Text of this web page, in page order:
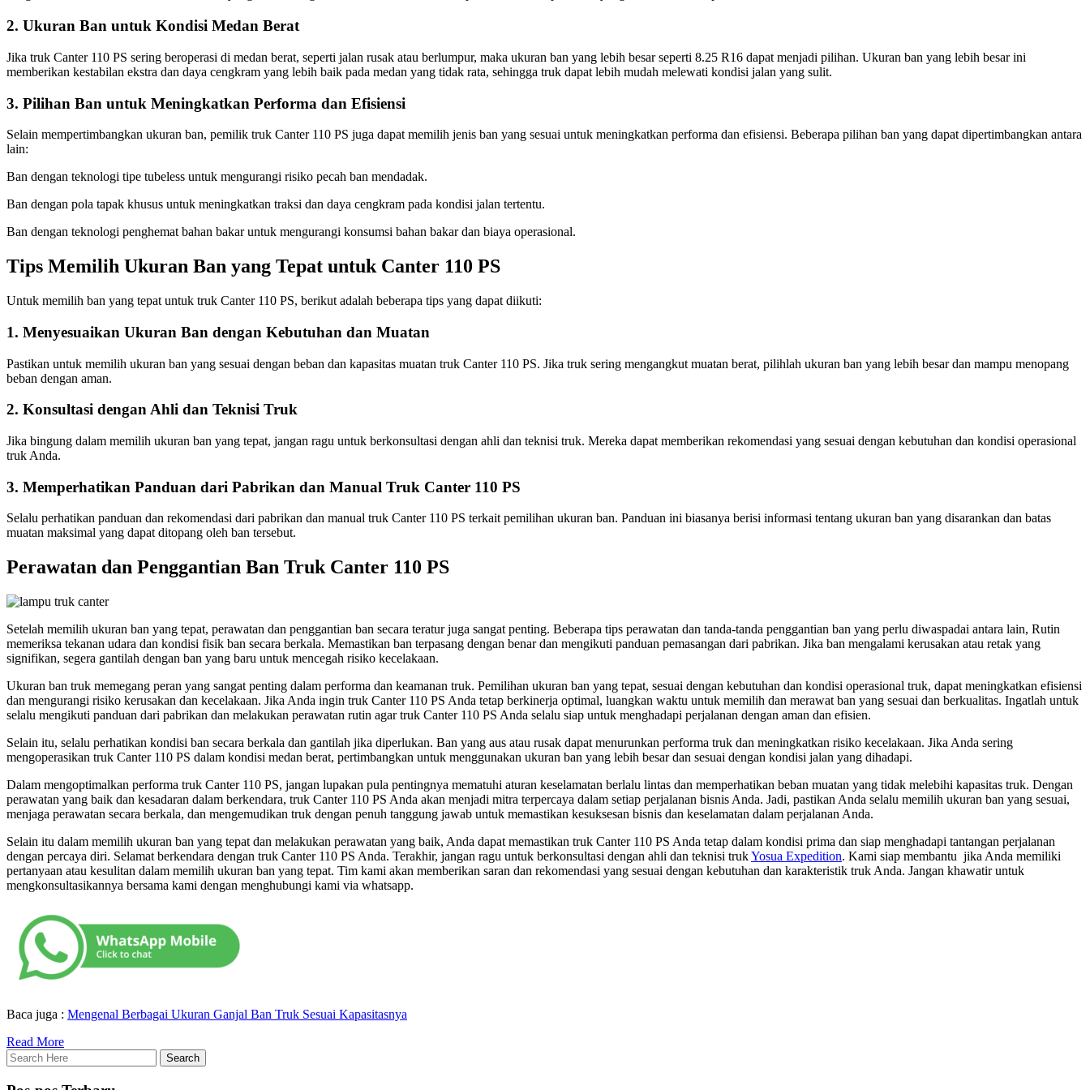
2. Ukuran Ban untuk Kondisi Medan Berat
Jika truk Canter 110 PS sering beroperasi di medan berat, seperti jalan rusak atau berlumpur, maka ukuran ban yang lebih besar seperti 8.25 R16 dapat menjadi pilihan. Ukuran ban yang lebih besar ini
memberikan kestabilan ekstra dan daya cengkram yang lebih baik pada medan yang tidak rata, sehingga truk dapat lebih mudah melewati kondisi jalan yang sulit.
3. Pilihan Ban untuk Meningkatkan Performa dan Efisiensi
Selain mempertimbangkan ukuran ban, pemilik truk Canter 110 PS juga dapat memilih jenis ban yang sesuai untuk meningkatkan performa dan efisiensi. Beberapa pilihan ban yang dapat dipertimbangkan antara
lain:
Ban dengan teknologi tipe tubeless untuk mengurangi risiko pecah ban mendadak.
Ban dengan pola tapak khusus untuk meningkatkan traksi dan daya cengkram pada kondisi jalan tertentu.
Ban dengan teknologi penghemat bahan bakar untuk mengurangi konsumsi bahan bakar dan biaya operasional.
Tips Memilih Ukuran Ban yang Tepat untuk Canter 110 PS
Untuk memilih ban yang tepat untuk truk Canter 110 PS, berikut adalah beberapa tips yang dapat diikuti:
1. Menyesuaikan Ukuran Ban dengan Kebutuhan dan Muatan
Pastikan untuk memilih ukuran ban yang sesuai dengan beban dan kapasitas muatan truk Canter 110 PS. Jika truk sering mengangkut muatan berat, pilihlah ukuran ban yang lebih besar dan mampu menopang
beban dengan aman.
2. Konsultasi dengan Ahli dan Teknisi Truk
Jika bingung dalam memilih ukuran ban yang tepat, jangan ragu untuk berkonsultasi dengan ahli dan teknisi truk. Mereka dapat memberikan rekomendasi yang sesuai dengan kebutuhan dan kondisi operasional
truk Anda.
3. Memperhatikan Panduan dari Pabrikan dan Manual Truk Canter 110 PS
Selalu perhatikan panduan dan rekomendasi dari pabrikan dan manual truk Canter 110 PS terkait pemilihan ukuran ban. Panduan ini biasanya berisi informasi tentang ukuran ban yang disarankan dan batas
muatan maksimal yang dapat ditopang oleh ban tersebut.
Perawatan dan Penggantian Ban Truk Canter 110 PS
Setelah memilih ukuran ban yang tepat, perawatan dan penggantian ban secara teratur juga sangat penting. Beberapa tips perawatan dan tanda-tanda penggantian ban yang perlu diwaspadai antara lain, Rutin
memeriksa tekanan udara dan kondisi fisik ban secara berkala. Memastikan ban terpasang dengan benar dan mengikuti panduan pemasangan dari pabrikan. Jika ban mengalami kerusakan atau retak yang
signifikan, segera gantilah dengan ban yang baru untuk mencegah risiko kecelakaan.
Ukuran ban truk memegang peran yang sangat penting dalam performa dan keamanan truk. Pemilihan ukuran ban yang tepat, sesuai dengan kebutuhan dan kondisi operasional truk, dapat meningkatkan efisiensi
dan mengurangi risiko kerusakan dan kecelakaan. Jika Anda ingin truk Canter 110 PS Anda tetap berkinerja optimal, luangkan waktu untuk memilih dan merawat ban yang sesuai dan berkualitas. Ingatlah untuk
selalu mengikuti panduan dari pabrikan dan melakukan perawatan rutin agar truk Canter 110 PS Anda selalu siap untuk menghadapi perjalanan dengan aman dan efisien.
Selain itu, selalu perhatikan kondisi ban secara berkala dan gantilah jika diperlukan. Ban yang aus atau rusak dapat menurunkan performa truk dan meningkatkan risiko kecelakaan. Jika Anda sering
mengoperasikan truk Canter 110 PS dalam kondisi medan berat, pertimbangkan untuk menggunakan ukuran ban yang lebih besar dan sesuai dengan kondisi jalan yang dihadapi.
Dalam mengoptimalkan performa truk Canter 110 PS, jangan lupakan pula pentingnya mematuhi aturan keselamatan berlalu lintas dan memperhatikan beban muatan yang tidak melebihi kapasitas truk. Dengan
perawatan yang baik dan kesadaran dalam berkendara, truk Canter 110 PS Anda akan menjadi mitra terpercaya dalam setiap perjalanan bisnis Anda. Jadi, pastikan Anda selalu memilih ukuran ban yang sesuai,
menjaga perawatan secara berkala, dan mengemudikan truk dengan penuh tanggung jawab untuk memastikan kesuksesan bisnis dan keselamatan dalam perjalanan Anda.
Selain itu dalam memilih ukuran ban yang tepat dan melakukan perawatan yang baik, Anda dapat memastikan truk Canter 110 PS Anda tetap dalam kondisi prima dan siap menghadapi tantangan perjalanan
dengan percaya diri. Selamat berkendara dengan truk Canter 110 PS Anda. Terakhir, jangan ragu untuk berkonsultasi dengan ahli dan teknisi trukYosua Expedition. Kami siap membantu jika Anda memiliki
pertanyaan atau kesulitan dalam memilih ukuran ban yang tepat. Tim kami akan memberikan saran dan rekomendasi yang sesuai dengan kebutuhan dan karakteristik truk Anda. Jangan khawatir untuk
mengkonsultasikannya bersama kami dengan menghubungi kami via whatsapp.
Baca juga : Mengenal Berbagai Ukuran Ganjal Ban Truk Sesuai Kapasitasnya
Read More